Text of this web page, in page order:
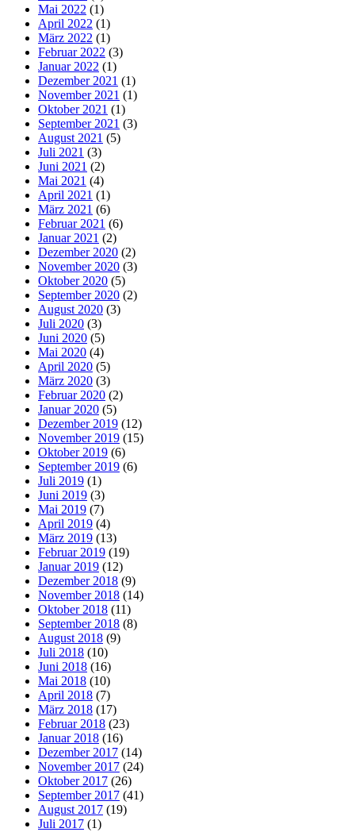
Mai 2022 (1)
April 2022 (1)
März 2022 (1)
Februar 2022 (3)
Januar 2022 (1)
Dezember 2021 (1)
November 2021 (1)
Oktober 2021 (1)
September 2021 (3)
August 2021 (5)
Juli 2021 (3)
Juni 2021 (2)
Mai 2021 (4)
April 2021 (1)
März 2021 (6)
Februar 2021 (6)
Januar 2021 (2)
Dezember 2020 (2)
November 2020 (3)
Oktober 2020 (5)
September 2020 (2)
August 2020 (3)
Juli 2020 (3)
Juni 2020 (5)
Mai 2020 (4)
April 2020 (5)
März 2020 (3)
Februar 2020 (2)
Januar 2020 (5)
Dezember 2019 (12)
November 2019 (15)
Oktober 2019 (6)
September 2019 (6)
Juli 2019 (1)
Juni 2019 (3)
Mai 2019 (7)
April 2019 (4)
März 2019 (13)
Februar 2019 (19)
Januar 2019 (12)
Dezember 2018 (9)
November 2018 (14)
Oktober 2018 (11)
September 2018 (8)
August 2018 (9)
Juli 2018 (10)
Juni 2018 (16)
Mai 2018 (10)
April 2018 (7)
März 2018 (17)
Februar 2018 (23)
Januar 2018 (16)
Dezember 2017 (14)
November 2017 (24)
Oktober 2017 (26)
September 2017 (41)
August 2017 (19)
Juli 2017 (1)